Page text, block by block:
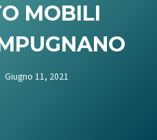
MOBILI
Giugno 11, 2021